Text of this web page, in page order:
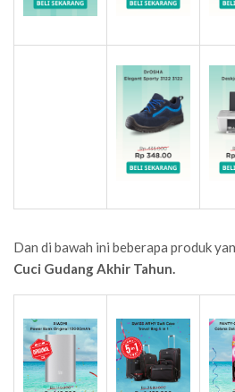
Dan di bawah ini beberapa produk
Cuci Gudang Akhir Tahun.